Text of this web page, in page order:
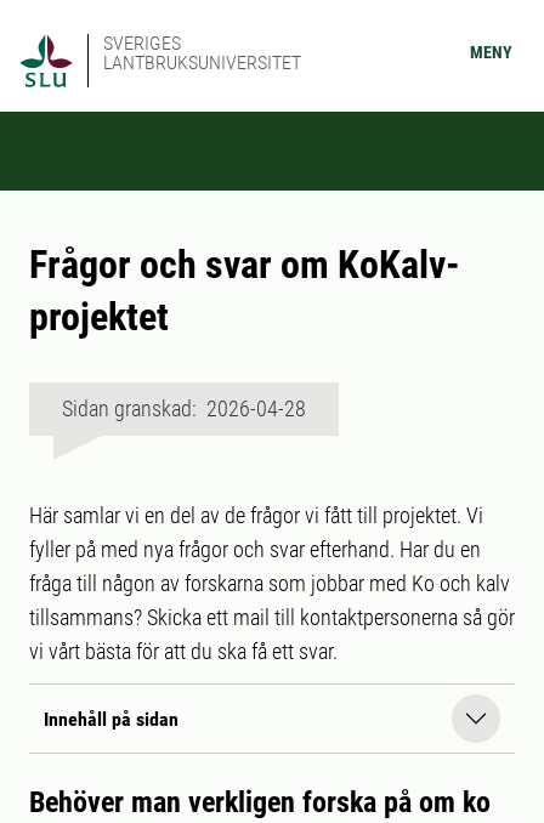
SVERIGES
LANTBRUKSUNIVERSITET
MENY
Frågor och svar om KoKalv-
projektet
Sidan granskad: 2026-04-28
Här samlar vi en del av de frågor vi fått till projektet. Vi
fyller på med nya frågor och svar efterhand. Har du en
fråga till någon av forskarna som jobbar med Ko och kalv
tillsammans? Skicka ett mail till kontaktpersonerna så gör
vi vårt bästa för att du ska få ett svar.
Innehåll på sidan
Behöver man verkligen forska på om ko